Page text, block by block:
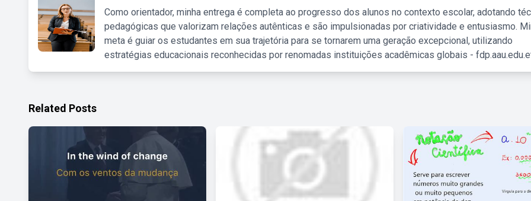
Como orientador, minha entrega é completa ao progresso dos alunos no contexto escolar, adotando
pedagógicas que valorizam relações autênticas e são impulsionadas por criatividade e entusiasmo.
meta é guiar os estudantes em sua trajetória para se tornarem uma geração excepcional, utilizando
estratégias educacionais reconhecidas por renomadas instituições acadêmicas globais -
Related Posts